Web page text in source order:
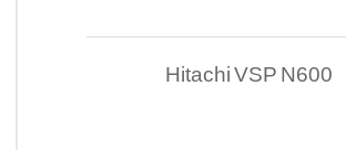
Hitachi VSP N600